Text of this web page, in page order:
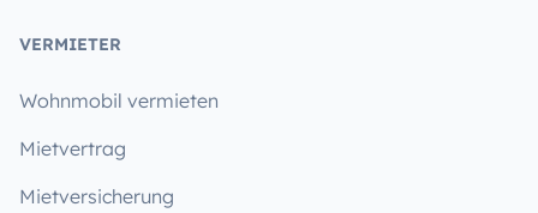
VERMIETER
Wohnmobil vermieten
Mietvertrag
Mietversicherung